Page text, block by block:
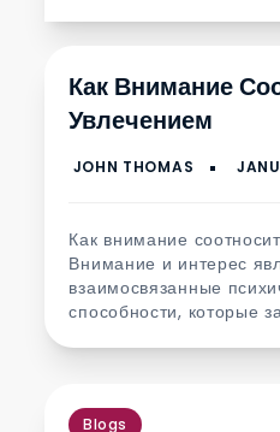
Как Внимание
Увлечением
Как внимание
Внимание и интерес
взаимосвязанные
способности, которые
Blogs